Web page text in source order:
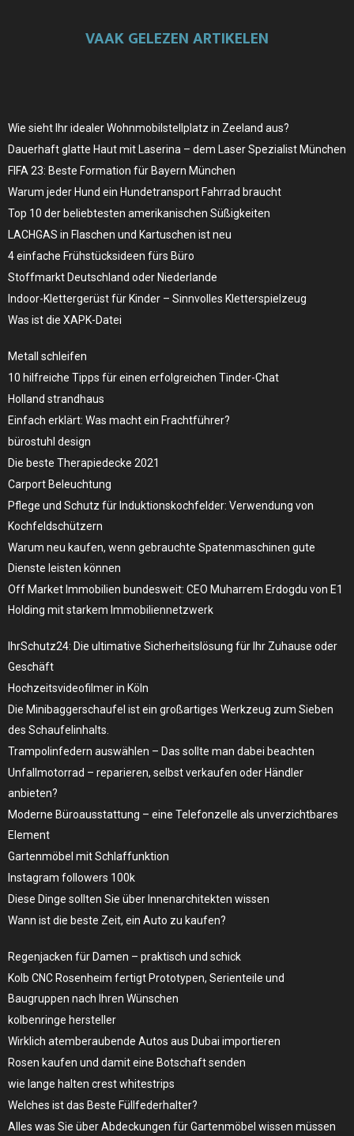
VAAK GELEZEN ARTIKELEN
Wie sieht Ihr idealer Wohnmobilstellplatz in Zeeland aus?
Dauerhaft glatte Haut mit Laserina – dem Laser Spezialist München
FIFA 23: Beste Formation für Bayern München
Warum jeder Hund ein Hundetransport Fahrrad braucht
Top 10 der beliebtesten amerikanischen Süßigkeiten
LACHGAS in Flaschen und Kartuschen ist neu
4 einfache Frühstücksideen fürs Büro
Stoffmarkt Deutschland oder Niederlande
Indoor-Klettergerüst für Kinder – Sinnvolles Kletterspielzeug
Was ist die XAPK-Datei
Metall schleifen
10 hilfreiche Tipps für einen erfolgreichen Tinder-Chat
Holland strandhaus
Einfach erklärt: Was macht ein Frachtführer?
bürostuhl design
Die beste Therapiedecke 2021
Carport Beleuchtung
Pflege und Schutz für Induktionskochfelder: Verwendung von
Kochfeldschützern
Warum neu kaufen, wenn gebrauchte Spatenmaschinen gute
Dienste leisten können
Off Market Immobilien bundesweit: CEO Muharrem Erdogdu von E1
Holding mit starkem Immobiliennetzwerk
IhrSchutz24: Die ultimative Sicherheitslösung für Ihr Zuhause oder
Geschäft
Hochzeitsvideofilmer in Köln
Die Minibaggerschaufel ist ein großartiges Werkzeug zum Sieben
des Schaufelinhalts.
Trampolinfedern auswählen – Das sollte man dabei beachten
Unfallmotorrad – reparieren, selbst verkaufen oder Händler
anbieten?
Moderne Büroausstattung – eine Telefonzelle als unverzichtbares
Element
Gartenmöbel mit Schlaffunktion
Instagram followers 100k
Diese Dinge sollten Sie über Innenarchitekten wissen
Wann ist die beste Zeit, ein Auto zu kaufen?
Regenjacken für Damen – praktisch und schick
Kolb CNC Rosenheim fertigt Prototypen, Serienteile und
Baugruppen nach Ihren Wünschen
kolbenringe hersteller
Wirklich atemberaubende Autos aus Dubai importieren
Rosen kaufen und damit eine Botschaft senden
wie lange halten crest whitestrips
Welches ist das Beste Füllfederhalter?
Alles was Sie über Abdeckungen für Gartenmöbel wissen müssen